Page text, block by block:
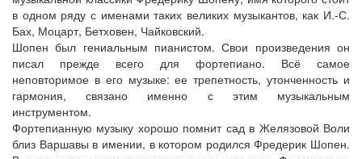
в одном ряду с именами таких великих музыкантов, как И.-С.
Бах, Моцарт, Бетховен, Чайковский.
Шопен был гениальным пианистом. Свои произведения он
писал прежде всего для фортепиано. Всё самое
неповторимое в его музыке: ее трепетность, утонченность и
гармония, связано именно с этим музыкальным
инструментом.
Фортепианную музыку хорошо помнит сад в Желязовой Воли
близ Варшавы в имении, в котором родился Фредерик Шопен.